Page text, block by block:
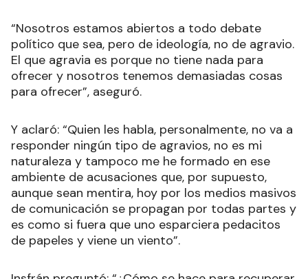
“Nosotros estamos abiertos a todo debate
político que sea, pero de ideología, no de agravio.
El que agravia es porque no tiene nada para
ofrecer y nosotros tenemos demasiadas cosas
para ofrecer”, aseguró.
Y aclaró: “Quien les habla, personalmente, no va a
responder ningún tipo de agravios, no es mi
naturaleza y tampoco me he formado en ese
ambiente de acusaciones que, por supuesto,
aunque sean mentira, hoy por los medios masivos
de comunicación se propagan por todas partes y
es como si fuera que uno esparciera pedacitos
de papeles y viene un viento”.